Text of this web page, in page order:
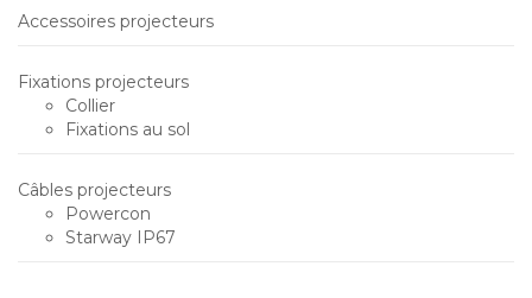
Accessoires projecteurs
Fixations projecteurs
Collier
Fixations au sol
Câbles projecteurs
Powercon
Starway IP67